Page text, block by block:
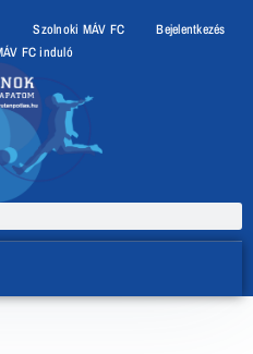
Szolnoki MÁV FC
Bejelentkezés
FC induló